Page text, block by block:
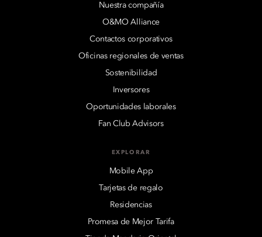
Nuestra compañía
O&MO Alliance
Contactos corporativos
Oficinas regionales de ventas
Sostenibilidad
Inversores
Oportunidades laborales
Fan Club Advisors
EXPLORAR
Mobile App
Tarjetas de regalo
Residencias
Promesa de Mejor Tarifa